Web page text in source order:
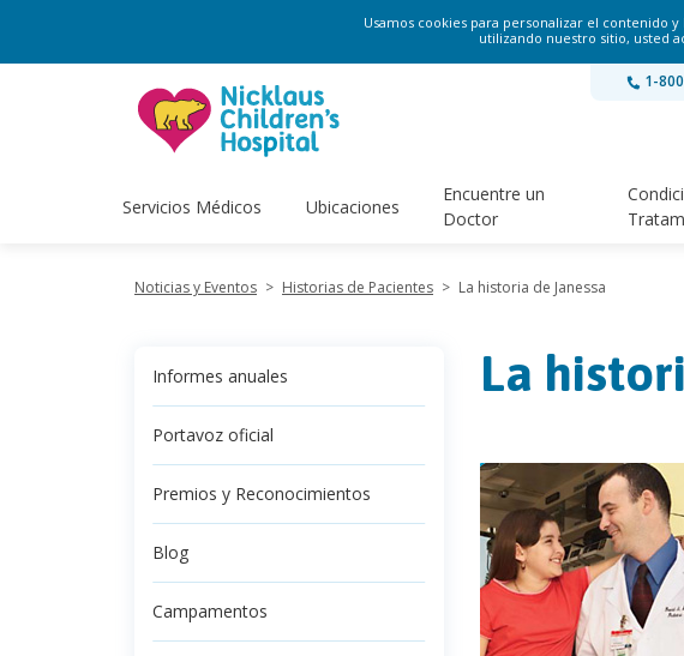
Usamos cookies para personalizar el contenido
utilizando nuestro sitio, usted
1-
Servicios Médicos Ubicaciones
Encuentre un
Doctor
Noticias y Eventos > Historias de Pacientes > La historia de Janessa
Informes anuales
Portavoz oficial
Premios y Reconocimientos
Blog
Campamentos
La